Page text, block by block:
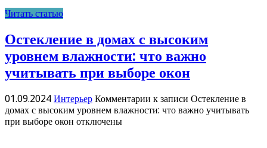
Читать статью
Остекление в домах с высоким
уровнем влажности: что важно
учитывать при выборе окон
01.09.2024 Интерьер Комментарии к записи Остекление в
домах с высоким уровнем влажности: что важно учитывать
при выборе окон отключены